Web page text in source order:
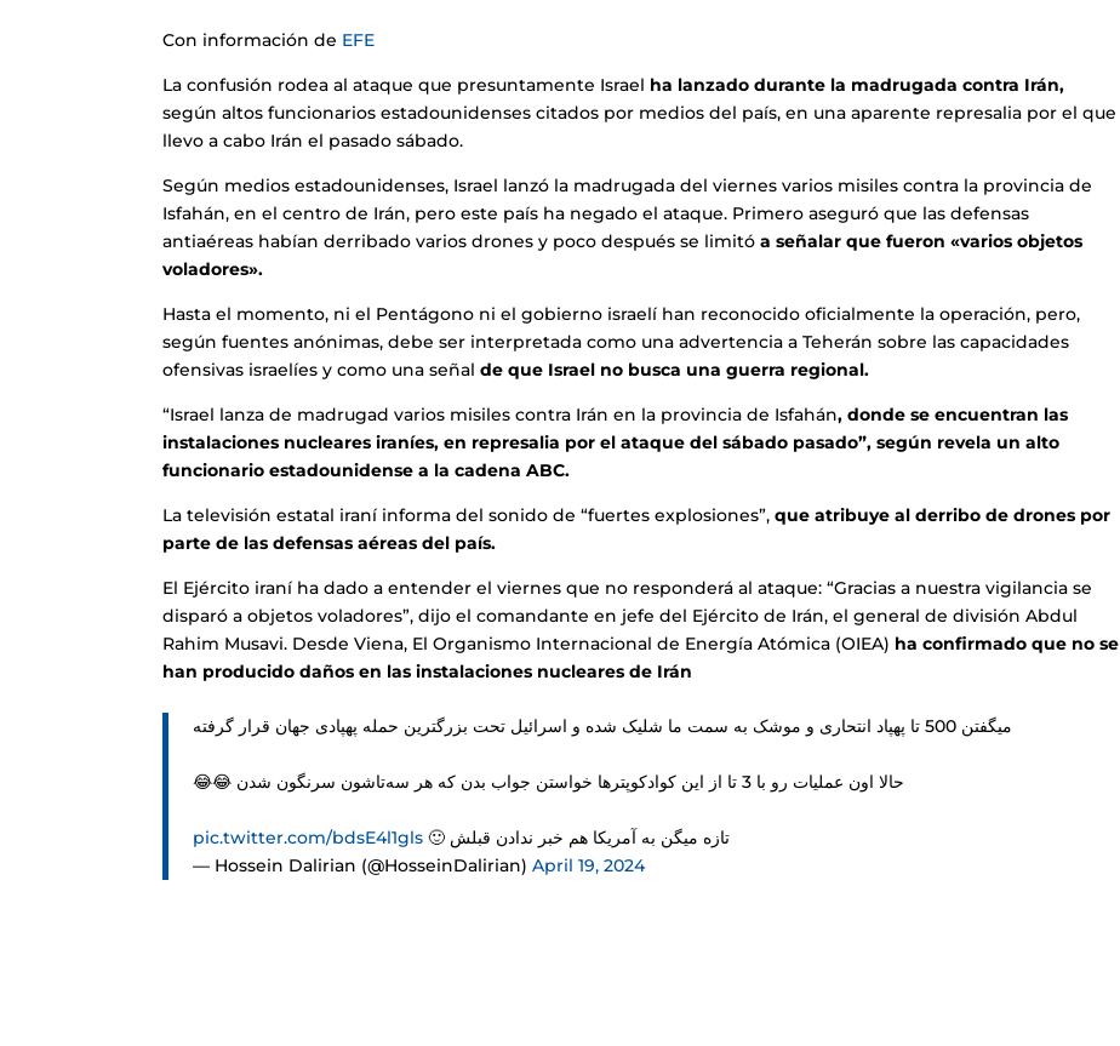
Con información de EFE
La confusión rodea al ataque que presuntamente Israel ha lanzado durante la madrugada contra Irán,
según altos funcionarios estadounidenses citados por medios del país, en una aparente represalia por el que
llevo a cabo Irán el pasado sábado.
Según medios estadounidenses, Israel lanzó la madrugada del viernes varios misiles contra la provincia de
Isfahán, en el centro de Irán, pero este país ha negado el ataque. Primero aseguró que las defensas
antiaéreas habían derribado varios drones y poco después se limitó a señalar que fueron «varios objetos
voladores».
Hasta el momento, ni el Pentágono ni el gobierno israelí han reconocido oficialmente la operación, pero,
según fuentes anónimas, debe ser interpretada como una advertencia a Teherán sobre las capacidades
ofensivas israelíes y como una señal de que Israel no busca una guerra regional.
“Israel lanza de madrugad varios misiles contra Irán en la provincia de Isfahán, donde se encuentran las
instalaciones nucleares iraníes, en represalia por el ataque del sábado pasado”, según revela un alto
funcionario estadounidense a la cadena ABC.
La televisión estatal iraní informa del sonido de “fuertes explosiones”,que atribuye al derribo de drones por
parte de las defensas aéreas del país.
El Ejército iraní ha dado a entender el viernes que no responderá al ataque: “Gracias a nuestra vigilancia se
disparó a objetos voladores”, dijo el comandante en jefe del Ejército de Irán, el general de división Abdul
Rahim Musavi. Desde Viena, El Organismo Internacional de Energía Atómica (OIEA) ha confirmado que no se
han producido daños en las instalaciones nucleares de Irán
میگفتن 500 تا پهپاد انتحاری و موشک به سمت ما شلیک شده و اسرائیل تحت بزرگترین حمله پهپادی جهان قرار گرفته
حالا اون عملیات رو با 3 تا از این کوادکوپترها خواستن جواب بدن که هر سه‌تاشون سرنگون شدن 😂😂
تازه میگن به آمریکا هم خبر ندادن قبلش 🙂 pic.twitter.com/bdsE4l1gls
— Hossein Dalirian (@HosseinDalirian)April 19, 2024